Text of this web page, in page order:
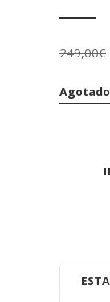
249,00€
Agotado